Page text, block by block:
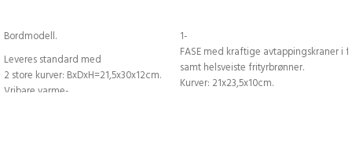
Bordmodell.
Leveres standard med
2 store kurver: BxDxH=21,5x30x12cm.
Vribare varme-
1-
FASE med kraftige avtappingskraner i
samt helsveiste frityrbrønner.
Kurver: 21x23,5x10cm.